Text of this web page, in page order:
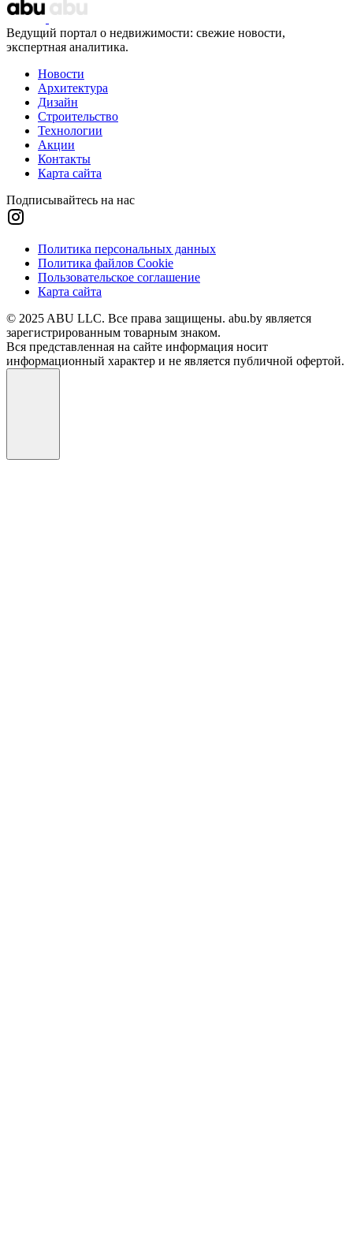
Ведущий портал о недвижимости: свежие новости,
экспертная аналитика.
Новости
Архитектура
Дизайн
Строительство
Технологии
Акции
Контакты
Карта сайта
Подписывайтесь на нас
Политика персональных данных
Политика файлов Cookie
Пользовательское соглашение
Карта сайта
© 2025 ABU LLC. Все права защищены. abu.by является
зарегистрированным товарным знаком.
Вся представленная на сайте информация носит
информационный характер и не является публичной офертой.